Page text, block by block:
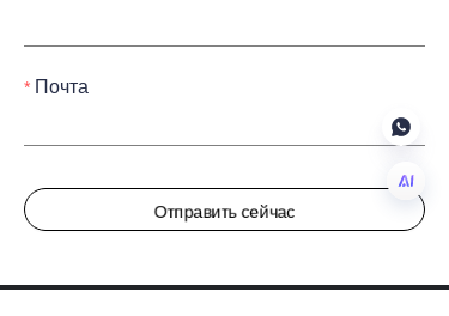
Почта
Отправить сейчас